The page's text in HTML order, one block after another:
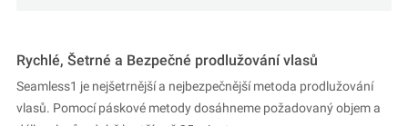
Rychlé, Šetrné a Bezpečné prodlužování vlasů
Seamless1 je nejšetrnější a nejbezpečnější metoda prodlužování
vlasů. Pomocí páskové metody dosáhneme požadovaný objem a